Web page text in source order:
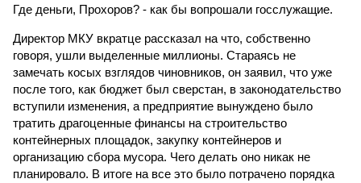
Где деньги, Прохоров? - как бы вопрошали госслужащие.
Директор МКУ вкратце рассказал на что, собственно
говоря, ушли выделенные миллионы. Стараясь не
замечать косых взглядов чиновников, он заявил, что уже
после того, как бюджет был сверстан, в законодательство
вступили изменения, а предприятие вынуждено было
тратить драгоценные финансы на строительство
контейнерных площадок, закупку контейнеров и
организацию сбора мусора. Чего делать оно никак не
планировало. В итоге на все это было потрачено порядка